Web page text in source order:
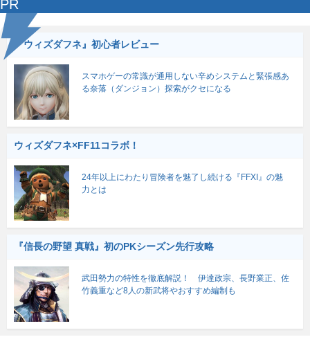
PR
『ウィズダフネ』初心者レビュー
スマホゲーの常識が通用しない辛めシステムと緊張感あ
る奈落（ダンジョン）探索がクセになる
ウィズダフネ×FF11コラボ！
24年以上にわたり冒険者を魅了し続ける『FFXI』の魅
力とは
『信長の野望 真戦』初のPKシーズン先行攻略
武田勢力の特性を徹底解説！ 伊達政宗、長野業正、佐
竹義重など8人の新武将やおすすめ編制も